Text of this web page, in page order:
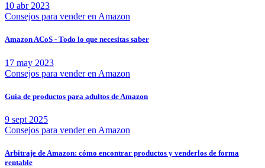
10 abr 2023
Consejos para vender en Amazon
Amazon ACoS - Todo lo que necesitas saber
17 may 2023
Consejos para vender en Amazon
Guía de productos para adultos de Amazon
9 sept 2025
Consejos para vender en Amazon
Arbitraje de Amazon: cómo encontrar productos y venderlos de forma
rentable